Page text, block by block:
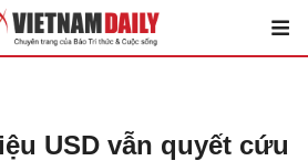
USD vẫn quyết cứu